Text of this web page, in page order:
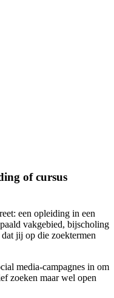
of cursus
een opleiding in een
vakgebied, bijscholing
jij op die zoektermen
media-campagnes in om
zoeken maar wel open